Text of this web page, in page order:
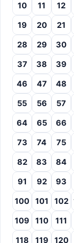
10
11 12
19
20 21
28
29 30
37
38 39
46
47 48
55
56 57
64
65 66
73
74 75
82
83 84
91
92 93
100 101 102
109
110 111
118
119 120